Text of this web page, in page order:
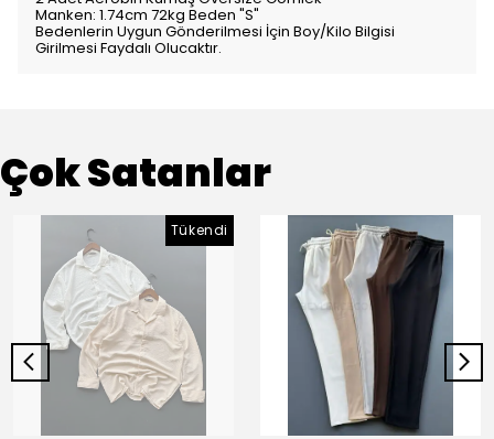
Manken: 1.74cm 72kg Beden "S"
Bedenlerin Uygun Gönderilmesi İçin Boy/Kilo Bilgisi
Girilmesi Faydalı Olucaktır.
Çok Satanlar
Tükendi